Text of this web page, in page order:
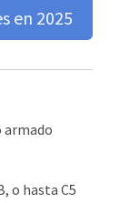
en 2025
armado
o hasta C5